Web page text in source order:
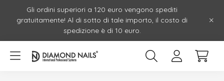
Gli ordini superiori a 120 euro vengono spediti
gratuitamente! Al di sotto di tale importo, il costo di
spedizione è di 10 euro.